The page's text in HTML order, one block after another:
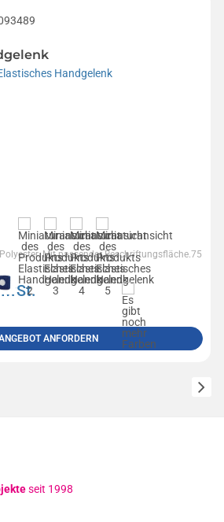
Mit passender Beschriftungsfläche.75
ANFORDERN
seit 1998